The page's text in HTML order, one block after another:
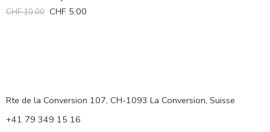
CHF10.00 CHF 5.00
Rte de la Conversion 107, CH-1093 La Conversion, Suisse
+41 79 349 15 16